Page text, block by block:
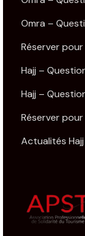
Omra –
Réserver pour
Hajj –
Hajj –
Réserver pour
Actualités